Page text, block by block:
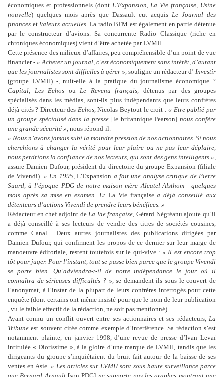
économiques et professionnels (dont L’Expansion, La Vie française, Usine
nouvelle) quelques mois après que Dassault eut acquis Le Journal des
finances et Valeurs actuelles.La radio BFM est également en partie détenue
par le constructeur d’avions. Sa concurrente Radio Classique (riche en
chroniques économiques) vient d’être achetée par LVMH.
Cette présence des milieux d’affaires, peu compréhensible d’un point de vue
financier - « Acheter un journal, c’est économiquement sans intérêt, d’autant
que les journalistes sont difficiles à gérer », souligne un rédacteur d’ Investir
(groupe LVMH)-,nuit-elle à la pratique du journalisme économique ?
Capital, Les Echos ou Le Revenu français, détenus par des groupes
spécialisés dans les médias, sont-ils plus indépendants que leurs confrères
déjà cités ? Directeur des Echos,Nicolas Beytout le croit :« Etre publié par
un groupe spécialisé dans la presse [le britannique Pearson]nous confère
une grande sécurité », nous répond-il.
« Nous n’avons jamais subi la moindre pression de nos actionnaires. Si nous
cherchions à changer la vérité pour leur plaire ou ne pas leur déplaire,
nous perdrions la confiance de nos lecteurs, qui sont des gens intelligents »,
assure Damien Dufour, président du directoire du groupe Expansion (filiale
de Vivendi). « En 1995,L’Expansion a fait une analyse critique de Pierre
Suard, à l’époque PDG de notre maison mère Alcatel-Alsthom - quelques
mois après sa mise en examen. Et La Vie françaisea déjà conseillé aux
détenteurs d’actions Vivendi de prendre leurs bénéfices. »
Rédacteur en chef adjoint deLa Vie française,Gérard Négréanu ajoute qu’il
a déjà conseillé à ses lecteurs de vendre des titres de sociétés cousines,
comme Canal+. Deux autres journalistes des publications dirigées par
Damien Dufour, qui confirment les propos de ce dernier sur leur marge de
manoeuvre éditoriale, restent toutefois sur le qui-vive : « Il est encore trop
tôt pour juger. Pour l’instant, tout se passe bien parce que le groupe Vivendi
se porte bien. Qu’adviendra-t-il de notre indépendance le jour où il
connaîtra de sérieuses difficultés ? »,se demandent-ils sous le couvert de
l’anonymat, à l’instar de la plupart de leurs confrères interrogés pour cette
enquête (dont certains ont même insisté pour que le nom de leur publication
, vu le faible effectif de la rédaction, ne soit pas mentionné)...
Ayant connu un conflit ouvert entre ses actionnaires et ses rédacteurs, La
Tribuneest souvent citée comme exemple d’interférence. Sa rédaction s’est
notamment plainte, en janvier 1998, d’une revue de presse d’Ivan Levaï
intitulée « Diorissime », à la gloire d’une marque de LVMH, tandis que les
dirigeants du groupe s’inquiétaient du bruit fait autour de la baisse de ses
ventes en Asie. « Les articles sur LVMH sont sous haute surveillance parce